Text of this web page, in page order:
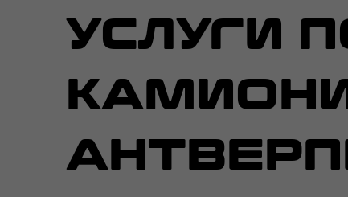
УСЛУГИ